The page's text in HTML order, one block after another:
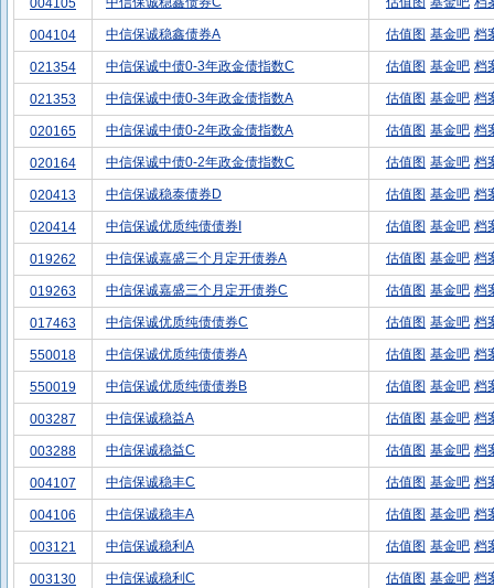
004105
004104 中信保诚稳鑫债券A 估值图 基金吧 档
021354 中信保诚中债0-3年政金债指数C 估值图 基金吧 档
021353 中信保诚中债0-3年政金债指数A 估值图 基金吧 档
020165 中信保诚中债0-2年政金债指数A 估值图 基金吧 档
020164 中信保诚中债0-2年政金债指数C 估值图 基金吧 档
020413 中信保诚稳泰债券D 估值图 基金吧 档
020414 中信保诚优质纯债债券I 估值图 基金吧 档
019262 中信保诚嘉盛三个月定开债券A 估值图 基金吧 档
019263 中信保诚嘉盛三个月定开债券C 估值图 基金吧 档
017463 中信保诚优质纯债债券C 估值图 基金吧 档
550018 中信保诚优质纯债债券A 估值图 基金吧 档
550019 中信保诚优质纯债债券B 估值图 基金吧 档
003287 中信保诚稳益A 估值图 基金吧 档
003288 中信保诚稳益C 估值图 基金吧 档
004107 中信保诚稳丰C 估值图 基金吧 档
004106 中信保诚稳丰A 估值图 基金吧 档
003121 中信保诚稳利A 估值图 基金吧 档
003130 中信保诚稳利C 估值图 基金吧 档